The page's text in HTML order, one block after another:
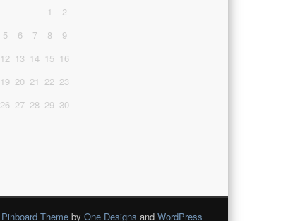
1
2
5 6 7 8
9
12 13 14 15 16
19 20 21 22 23
26 27 28 29 30
Pinboard Themeby One Designs and WordPress